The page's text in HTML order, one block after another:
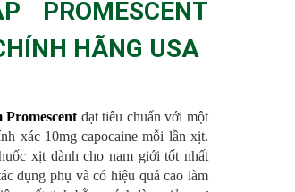
PROMESCENT
HÃNG USA
đạt tiêu chuẩn với một
xác 10mg capocaine mỗi lần xịt.
xịt dành cho nam giới tốt nhất
dụng phụ và có hiệu quả cao làm